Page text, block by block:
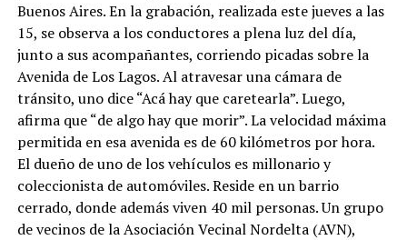
Buenos Aires. En la grabación, realizada este jueves a las
15, se observa a los conductores a plena luz del día,
junto a sus acompañantes, corriendo picadas sobre la
Avenida de Los Lagos. Al atravesar una cámara de
tránsito, uno dice “Acá hay que caretearla”. Luego,
afirma que “de algo hay que morir”. La velocidad máxima
permitida en esa avenida es de 60 kilómetros por hora.
El dueño de uno de los vehículos es millonario y
coleccionista de automóviles. Reside en un barrio
cerrado, donde además viven 40 mil personas. Un grupo
de vecinos de la Asociación Vecinal Nordelta (AVN),